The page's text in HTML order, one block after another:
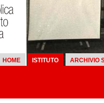
HOME ISTITUTO ARCHIVIO